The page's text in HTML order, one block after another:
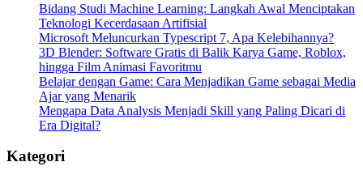
Bidang Studi Machine Learning: Langkah Awal Menciptakan
Teknologi Kecerdasaan Artifisial
Microsoft Meluncurkan Typescript 7, Apa Kelebihannya?
3D Blender: Software Gratis di Balik Karya Game, Roblox,
hingga Film Animasi Favoritmu
Belajar dengan Game: Cara Menjadikan Game sebagai Media
Ajar yang Menarik
Mengapa Data Analysis Menjadi Skill yang Paling Dicari di
Era Digital?
Kategori